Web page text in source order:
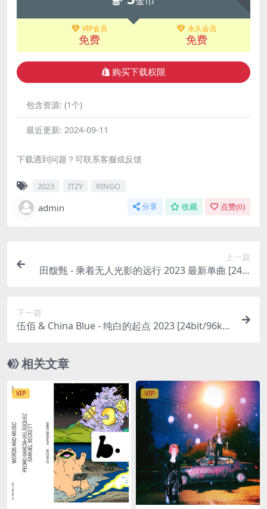
VIP会员
免费
永久会员
免费
购买下载权限
包含资源: (1个)
最近更新: 2024-09-11
下载遇到问题？可联系客服或反馈
2023 ITZY RINGO
admin 分享 收藏 点赞(0)
上一篇
田馥甄 - 乘着无人光影的远行 2023 最新单曲 [24bi
下一篇
伍佰 & China Blue - 纯白的起点 2023 [24bit/96kH
相关文章
VIP VIP